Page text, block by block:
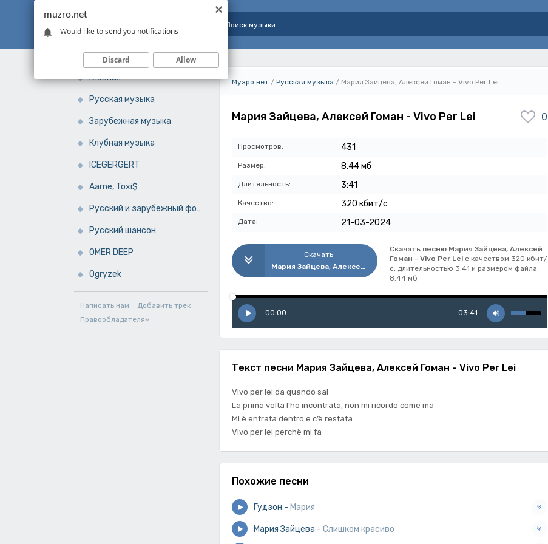
Главная
Русская музыка
Зарубежная музыка
Клубная музыка
ICEGERGERT
Aarne, Toxi$
Русский и зарубежный фонк
Русский шансон
OMER DEEP
Ogryzek
Написать нам
Добавить трек
Правообладателям
Музро.нет / Русская музыка / Мария Зайцева, Алексей Гоман - Vivo Per Lei
Мария Зайцева, Алексей Гоман - Vivo Per Lei 0
Просмотров: 431
Размер: 8.44 мб
Длительность: 3:41
Качество: 320 кбит/с
Дата: 21-03-2024
Скачать
Мария Зайцева, Алексей Гоман - Vivo Per Lei
Скачать песню Мария Зайцева, Алексей
Гоман - Vivo Per Lei с качеством 320 кбит/
с, длительностью 3:41 и размером файла:
8.44 мб
00:00 03:41
Текст песни Мария Зайцева, Алексей Гоман - Vivo Per Lei
Vivo per lei da quando sai
La prima volta l’ho incontrata, non mi ricordo come ma
Mi è entrata dentro e c’è restata
Vivo per lei perchè mi fa
Похожие песни
Гудзон - Мария
Мария Зайцева - Слишком красиво
muzro.net
Would like to send you notifications
Discard Allow